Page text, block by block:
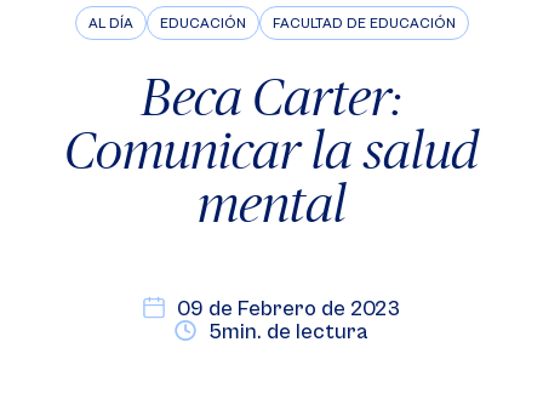
AL DÍA EDUCACIÓN FACULTAD DE EDUCACIÓN
Beca Carter:
Comunicar la salud
mental
09 de Febrero de 2023
5min. de lectura